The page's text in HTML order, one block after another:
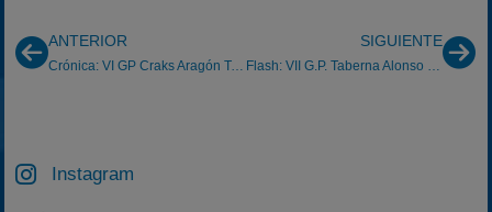
ANTERIOR
Crónica: VI GP Craks Aragón Taberna Alonso Alcañiz 22/09/2013
SIGUIENTE
Flash: VII G.P. Taberna Alonso Craks Aragón 2013 (Navarra, 20/10/13)
Instagram